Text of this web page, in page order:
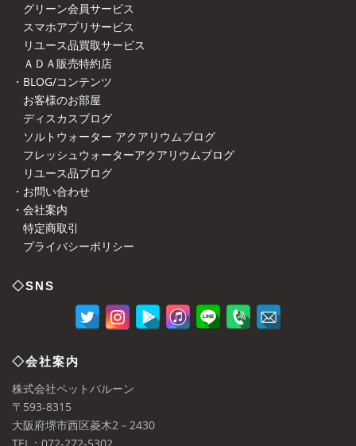
グリーン会員サービス
スマホアプリサービス
リユース品買取サービス
ＡＤＡ販売特約店
・BLOG/コンテンツ
お客様のお部屋
ディスカスブログ
ソルトウォーター アクアリウムブログ
フレッシュウォーターアクアリウムブログ
リユース品ブログ
・お問い合わせ
・会社案内
特定商取引
プライバシーポリシー
◇SNS
◇会社案内
株式会社ペットバルーン
〒593-8315
大阪府堺市西区菱木2－2430